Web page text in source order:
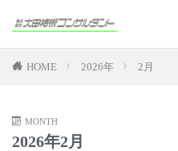
HOME 2026年 2月
MONTH
2026年2月